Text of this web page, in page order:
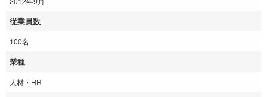
従業員数
100名
業種
人材・HR